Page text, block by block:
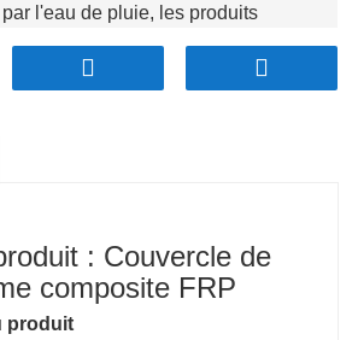
l'eau de pluie, les produits
ainsi sa durée de vie.
et capacité de charge
charge, adapté aux zones à fort
une texture antidérapante sur
l'adhérence et assurant la
et des véhicules, en particulier
humides.
: Couvercle de
composite FRP
produit